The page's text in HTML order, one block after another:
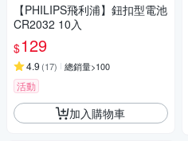
【PHILIPS飛利浦】鈕扣型電池
CR2032 10入
$129
4.9 (17) 總銷量>100
活動
加入購物車